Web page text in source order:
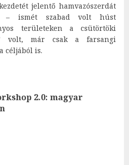
jelentő hamvazószerdát
– ismét szabad volt húst
területeken a csütörtöki
volt, már csak a farsangi
céljából is.
2.0: magyar